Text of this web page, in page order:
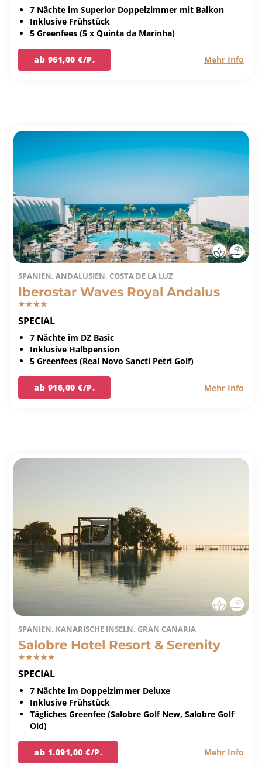
7 Nächte im Superior Doppelzimmer mit Balkon
Inklusive Frühstück
5 Greenfees (5 x Quinta da Marinha)
ab 961,00 €/P. Mehr Info
SPANIEN, ANDALUSIEN, COSTA DE LA LUZ
Iberostar Waves Royal Andalus
SPECIAL
7 Nächte im DZ Basic
Inklusive Halbpension
5 Greenfees (Real Novo Sancti Petri Golf)
ab 916,00 €/P. Mehr Info
SPANIEN, KANARISCHE INSELN, GRAN CANARIA
Salobre Hotel Resort & Serenity
SPECIAL
7 Nächte im Doppelzimmer Deluxe
Inklusive Frühstück
Tägliches Greenfee (Salobre Golf New, Salobre Golf
Old)
ab 1.091,00 €/P. Mehr Info